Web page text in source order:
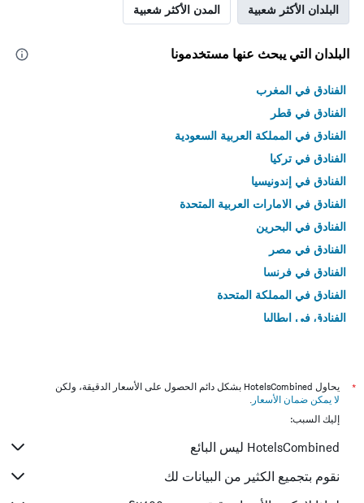
البلدان الأكثر شعبية المدن الأكثر شعبية
البلدان التي يبحث عنها مستخدمونا
الفنادق في المغرب
الفنادق في قطر
الفنادق في المملكة العربية السعودية
الفنادق في تركيا
الفنادق في إندونيسيا
الفنادق في الامارات العربية المتحدة
الفنادق في البحرين
الفنادق في مصر
الفنادق في فرنسا
الفنادق في المملكة المتحدة
الفنادق في إيطاليا
*
يحاول HotelsCombined بشكل دائم الحصول على الأسعار الدقيقة، ولكن
لا يمكن ضمان الأسعار .
إليك السبب:
HotelsCombined ليس البائع
نقوم بتجميع الكثير من البيانات لك